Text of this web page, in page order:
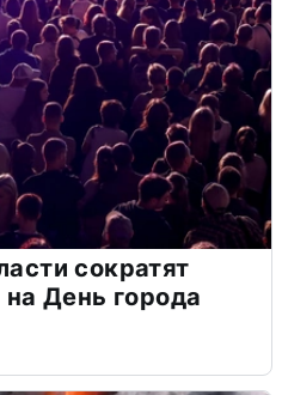
сократят
День города